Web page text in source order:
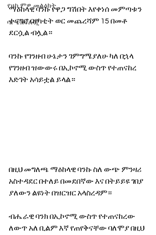
የሀኪምዎ መልዕክት
ባዮቴክኖሎጂ
ማዕከላዊ ባንኩ የዋጋ ግሽበት እየቀነሰ መምጣቱን
ተናግሮ በየካቲት ወር መጨረሻም 15 በመቶ
ደርሷል ብሏል።
ባንኩ የገንዘብ ሁኔታን ገምግሜያለሁ ካለ በኋላ
የገንዘብ ዝውውሩ በኢኮኖሚ ውስጥ የተጠናከረ
እድገት አሳይቷል ይላል።
በዚህ መግለጫ ማዕከላዊ ባንኩ ስለ ውጭ ምንዛሪ
አስተዳደር በተለይ በመደበኛው እና በትይይዩ ገበያ
ያለውን ልዩነት በዝርዝር አላስረዳም።
ብሔራዊ ባንክ በኢኮኖሚ ውስጥ የተጠናከረው
ለውጥ አለ ቢልም እኛ የጠየቅናቸው ባለሞያ በዚህ